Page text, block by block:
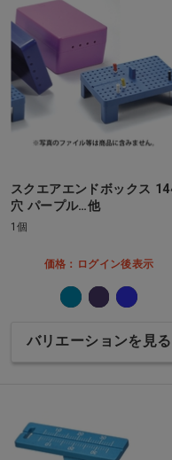
スクエアエンドボックス
穴 パープル…他
1個
価格：ログイン後表示
バリエーションを見る